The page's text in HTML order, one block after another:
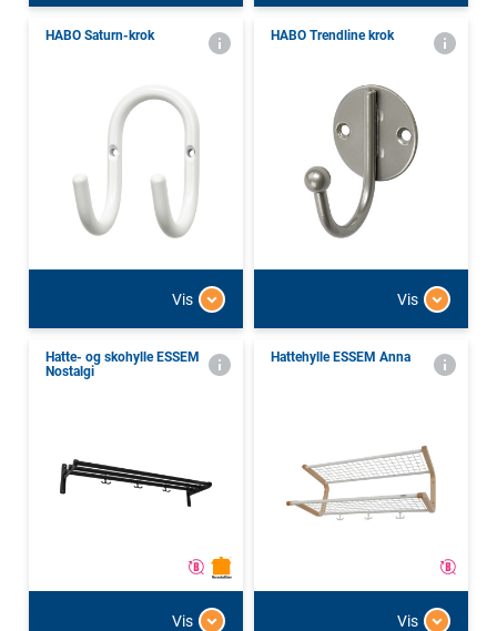
HABO Saturn-krok
Vis
HABO Trendline krok
Vis
Hatte- og skohylle ESSEM
Nostalgi
Vis
Hattehylle ESSEM Anna
Vis